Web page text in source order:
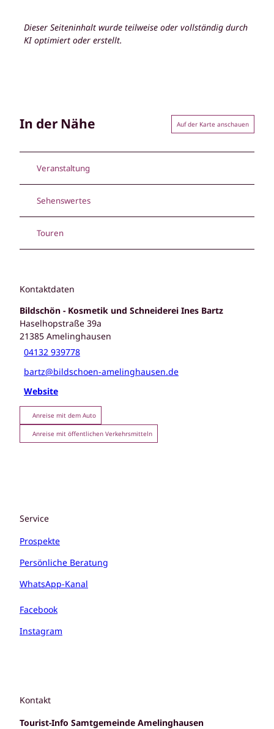
Dieser Seiteninhalt wurde teilweise oder vollständig durch
KI optimiert oder erstellt.
In der Nähe Auf der Karte anschauen
Veranstaltung
Sehenswertes
Touren
Kontaktdaten
Bildschön - Kosmetik und Schneiderei Ines Bartz
Haselhopstraße 39a
21385 Amelinghausen
04132 939778
bartz@bildschoen-amelinghausen.de
Website
Anreise mit dem Auto
Anreise mit öffentlichen Verkehrsmitteln
Service
Prospekte
Persönliche Beratung
WhatsApp-Kanal
Facebook
Instagram
Kontakt
Tourist-Info Samtgemeinde Amelinghausen